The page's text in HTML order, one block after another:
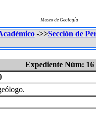
Museo de Geología
->>Sección de
Expediente Núm: 16